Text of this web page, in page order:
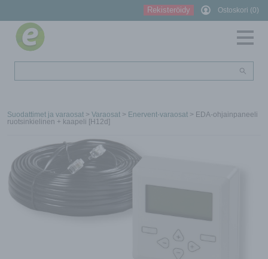
Rekisteröidy Ostoskori (0)
Suodattimet ja varaosat > Varaosat > Enervent-varaosat > EDA-ohjainpaneeli
ruotsinkielinen + kaapeli [H12d]